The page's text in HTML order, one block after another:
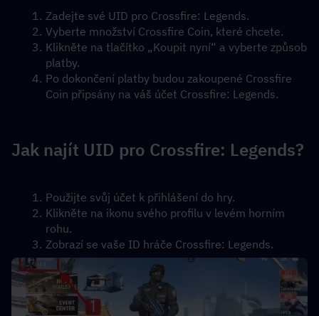
Zadejte své UID pro Crossfire: Legends.
Vyberte množství Crossfire Coin, které chcete.
Klikněte na tlačítko „Koupit nyní“ a vyberte způsob
platby.
Po dokončení platby budou zakoupené Crossfire
Coin připsány na váš účet Crossfire: Legends.
Jak najít UID pro Crossfire: Legends?
Použijte svůj účet k přihlášení do hry.
Klikněte na ikonu svého profilu v levém horním
rohu.
Zobrazí se vaše ID hráče Crossfire: Legends.